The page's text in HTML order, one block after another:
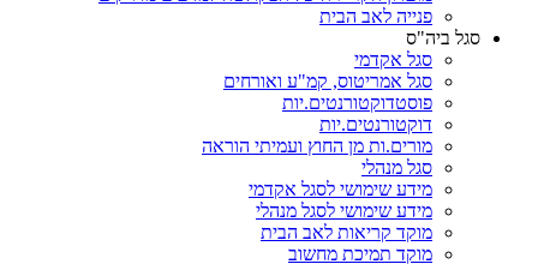
פנייה לאב הבית
סגל ביה"ס
סגל אקדמי
סגל אמריטוס, קמ"ע ואורחים
פוסטדוקטורנטים.יות
דוקטורנטים.יות
מורים.ות מן החוץ ועמיתי הוראה
סגל מנהלי
מידע שימושי לסגל אקדמי
מידע שימושי לסגל מנהלי
מוקד קריאות לאב הבית
מוקד תמיכת מחשוב